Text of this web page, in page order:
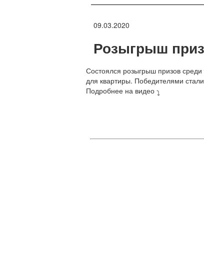
09.03.2020
Розыгрыш
Состоялся розыгрыш призов среди
для квартиры. Победителями
Подробнее на видео